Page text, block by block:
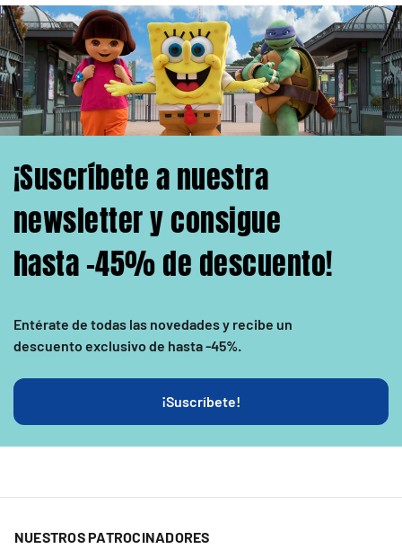
¡Suscríbete a nuestra
newsletter y consigue
hasta -45% de descuento!
Entérate de todas las novedades y recibe un
descuento exclusivo de hasta -45%.
¡Suscríbete!
NUESTROS PATROCINADORES